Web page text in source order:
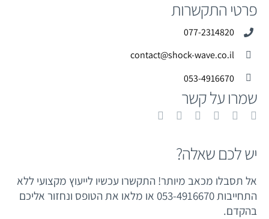
פרטי התקשרות
077-2314820
contact@shock-wave.co.il
053-4916670
שמרו על קשר
יש לכם שאלה?
אל תסבלו מכאב מיותר! התקשרו עכשיו לייעוץ מקצועי ללא
התחייבות 053-4916670 או מלאו את הטופס ונחזור אליכם
בהקדם.